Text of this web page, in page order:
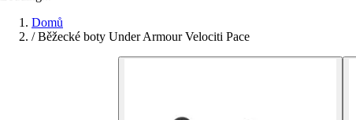
Domů
/ Běžecké boty Under Armour Velociti Pace